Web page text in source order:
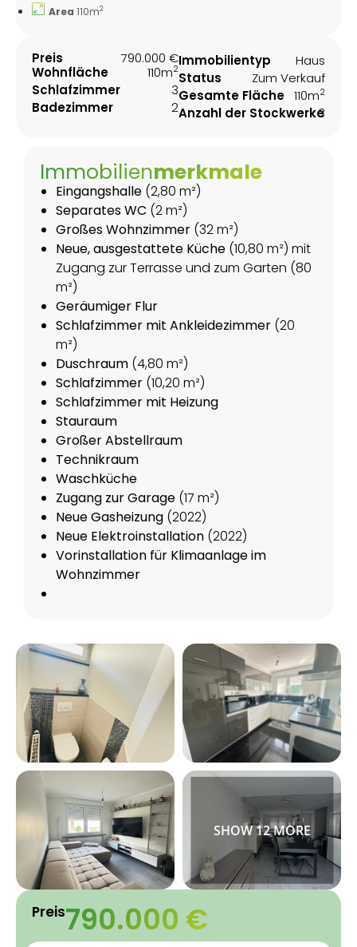
Area 110m2
Preis
790.000 €
Wohnfläche
110m2
Schlafzimmer
3
Badezimmer
2
Immobilientyp
Haus
Status
Zum Verkauf
Gesamte Fläche 110m2
Anzahl der Stockwerke
3
Immobilienmerkmale
Eingangshalle (2,80 m²)
Separates WC (2 m²)
Großes Wohnzimmer (32 m²)
Neue, ausgestattete Küche (10,80 m²) mit
Zugang zur Terrasse und zum Garten (80
m²)
Geräumiger Flur
Schlafzimmer mit Ankleidezimmer (20
m²)
Duschraum (4,80 m²)
Schlafzimmer (10,20 m²)
Schlafzimmer mit Heizung
Stauraum
Großer Abstellraum
Technikraum
Waschküche
Zugang zur Garage (17 m²)
Neue Gasheizung (2022)
Neue Elektroinstallation (2022)
Vorinstallation für Klimaanlage im
Wohnzimmer
Preis790.000 €